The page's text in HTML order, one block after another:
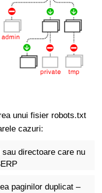
unui fisier robots.txt
cazuri:
directoare care nu
paginilor duplicat –